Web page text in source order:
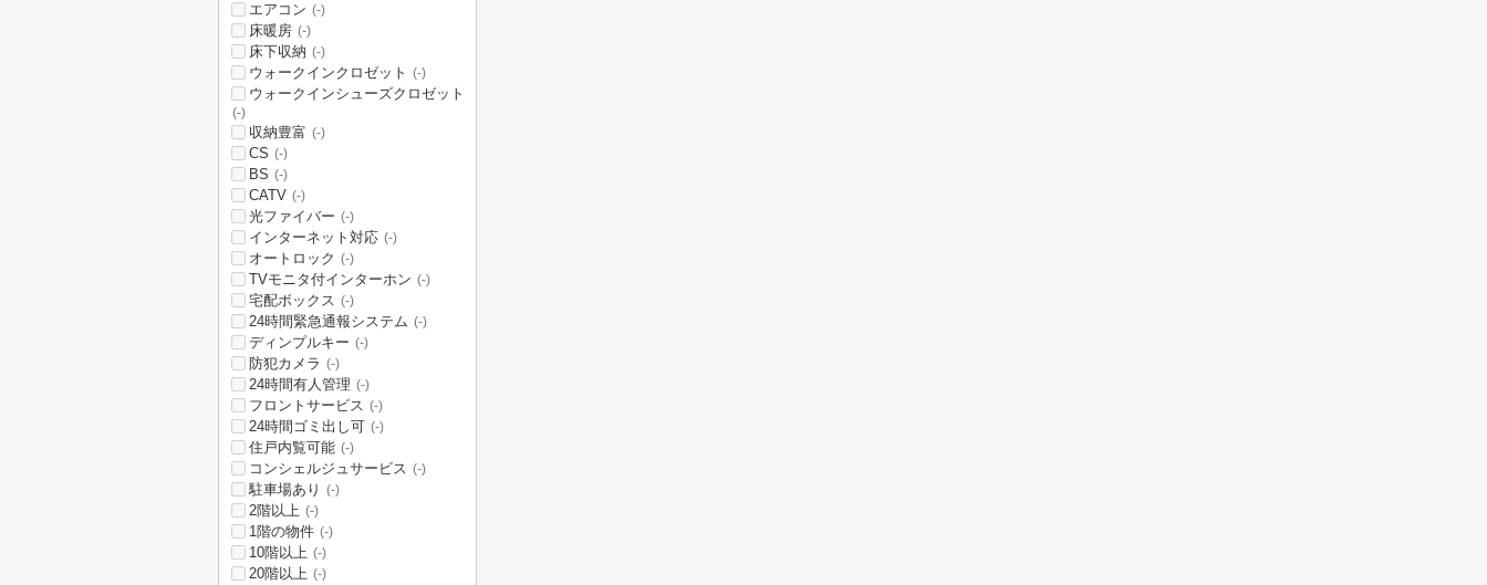
エアコン (-)
床暖房 (-)
床下収納 (-)
ウォークインクロゼット (-)
ウォークインシューズクロゼット
(-)
収納豊富 (-)
CS (-)
BS (-)
CATV (-)
光ファイバー (-)
インターネット対応 (-)
オートロック (-)
TVモニタ付インターホン (-)
宅配ボックス (-)
24時間緊急通報システム (-)
ディンプルキー (-)
防犯カメラ (-)
24時間有人管理 (-)
フロントサービス (-)
24時間ゴミ出し可 (-)
住戸内覧可能 (-)
コンシェルジュサービス (-)
駐車場あり (-)
2階以上 (-)
1階の物件 (-)
10階以上 (-)
20階以上 (-)